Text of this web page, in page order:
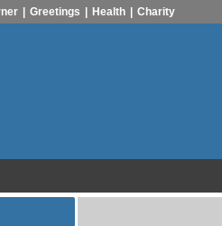
Greetings Health Charity